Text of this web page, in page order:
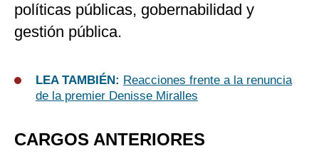
políticas públicas, gobernabilidad y
gestión pública.
LEA TAMBIÉN: Reacciones frente a la renuncia
de la premier Denisse Miralles
CARGOS ANTERIORES